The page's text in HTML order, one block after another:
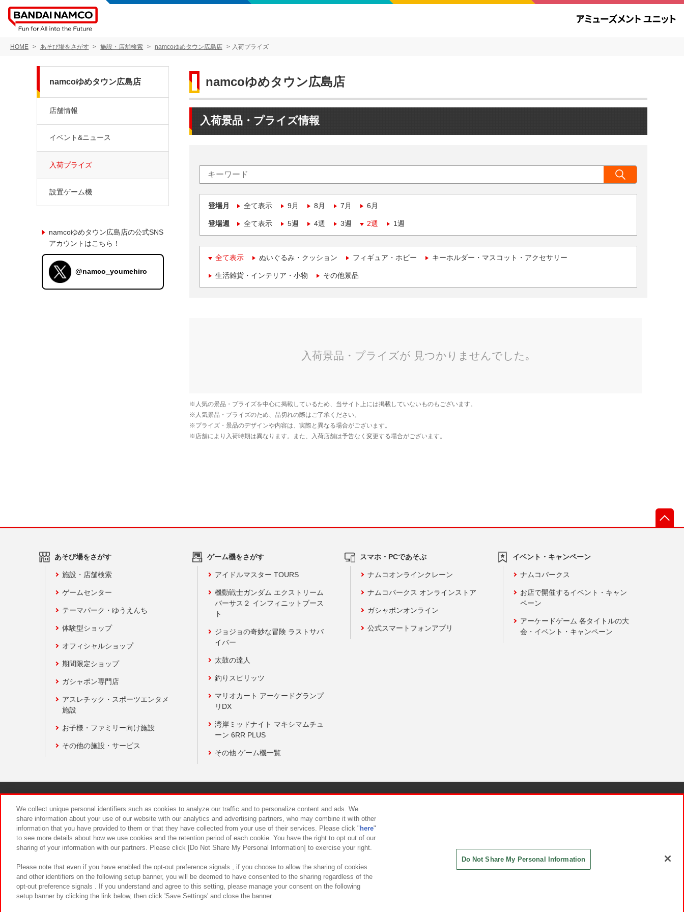
HOME あそび場をさがす 施設・店舗検索 namcoゆめタウン広島店 入荷プライズ
namcoゆめタウン広島店
入荷景品・プライズ情報
登場月 全て表示 9月 8月 7月 6月
登場週 全て表示 5週 4週 3週 2週 1週
全て表示 ぬいぐるみ・クッション フィギュア・ホビー キーホルダー・マスコット・アクセサリー
生活雑貨・インテリア・小物 その他景品
namcoゆめタウン広島店
店舗情報
イベント&ニュース
入荷プライズ
設置ゲーム機
namcoゆめタウン広島店の公式SNS
アカウントはこちら！
@namco_youmehiro
あそび場をさがす
施設・店舗検索
ゲームセンター
テーマパーク・ゆうえんち
体験型ショップ
オフィシャルショップ
期間限定ショップ
ガシャポン専門店
アスレチック・スポーツエンタメ
施設
お子様・ファミリー向け施設
その他の施設・サービス
ゲーム機をさがす
アイドルマスター TOURS
機動戦士ガンダム エクストリーム
バーサス２ インフィニットブース
ト
ジョジョの奇妙な冒険 ラストサバ
イバー
太鼓の達人
釣りスピリッツ
マリオカート アーケードグランプ
リDX
湾岸ミッドナイト マキシマムチュ
ーン 6RR PLUS
その他 ゲーム機一覧
スマホ・PCであそぶ
ナムコオンラインクレーン
ナムコパークス オンラインストア
ガシャポンオンライン
公式スマートフォンアプリ
イベント・キャンペーン
ナムコパークス
お店で開催するイベント・キャン
ペーン
アーケードゲーム 各タイトルの大
会・イベント・キャンペーン
食品のご提供について カスタマーハラスメント対応方針
We collect unique personal identifiers such as cookies to analyze our traffic and to personalize content and ads. We
share information about your use of our website with our analytics and advertising partners, who may combine it with other
information that you have provided to them or that they have collected from your use of their services. Please click " here"
to see more details about how we use cookies and the retention period of each cookie. You have the right to opt out of our
sharing of your information with our partners. Please click [Do Not Share My Personal Information] to exercise your right.
Please note that even if you have enabled the opt-out preference signals , if you choose to allow the sharing of cookies
and other identifiers on the following setup banner, you will be deemed to have consented to the sharing regardless of the
opt-out preference signals . If you understand and agree to this setting, please manage your consent on the following
setup banner by clicking the link below, then click 'Save Settings' and close the banner.
Do Not Share My Personal Information